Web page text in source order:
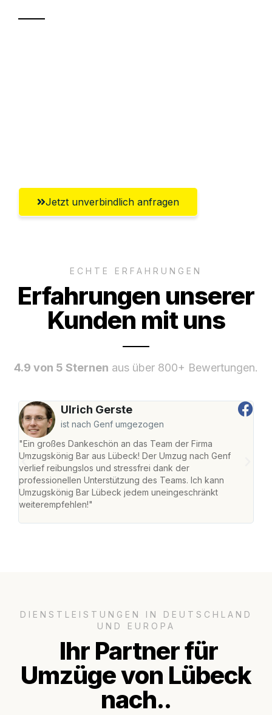
Jetzt unverbindlich anfragen
ECHTE ERFAHRUNGEN
Erfahrungen unserer
Kunden mit uns
4.9 von 5 Sternen aus über 800+ Bewertungen.
Ulrich Gerste
ist nach Genf umgezogen
"Ein großes Dankeschön an das Team der Firma
Umzugskönig Bar aus Lübeck! Der Umzug nach Genf
verlief reibungslos und stressfrei dank der
professionellen Unterstützung des Teams. Ich kann
Umzugskönig Bar Lübeck jedem uneingeschränkt
weiterempfehlen!"
DIENSTLEISTUNGEN IN DEUTSCHLAND
UND EUROPA
Ihr Partner für
Umzüge von Lübeck
nach..